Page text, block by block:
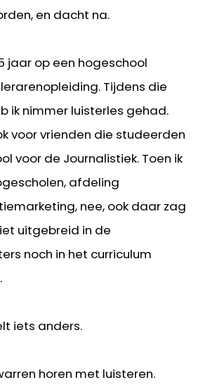
en dacht na.
jaar op een hogeschool
Tijdens die
ik nimmer luisterles gehad.
voor vrienden die studeerden
voor de Journalistiek. Toen ik
afdeling
nee, ook daar zag
uitgebreid in de
noch in het curriculum
iets anders.
horen met luisteren.